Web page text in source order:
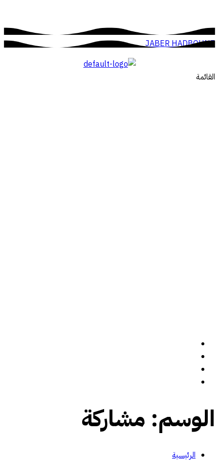
JABER HADBOUNE
القائمة
الوسم: مشاركة
الرئيسية